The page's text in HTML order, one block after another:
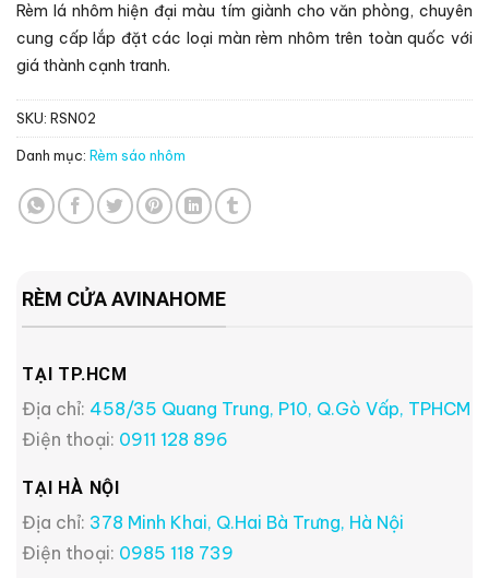
Rèm lá nhôm hiện đại màu tím giành cho văn phòng, chuyên
cung cấp lắp đặt các loại màn rèm nhôm trên toàn quốc với
giá thành cạnh tranh.
SKU: RSN02
Danh mục: Rèm sáo nhôm
RÈM CỬA AVINAHOME
TẠI TP.HCM
Địa chỉ: 458/35 Quang Trung, P10, Q.Gò Vấp, TPHCM
Điện thoại: 0911 128 896
TẠI HÀ NỘI
Địa chỉ: 378 Minh Khai, Q.Hai Bà Trưng, Hà Nội
Điện thoại: 0985 118 739